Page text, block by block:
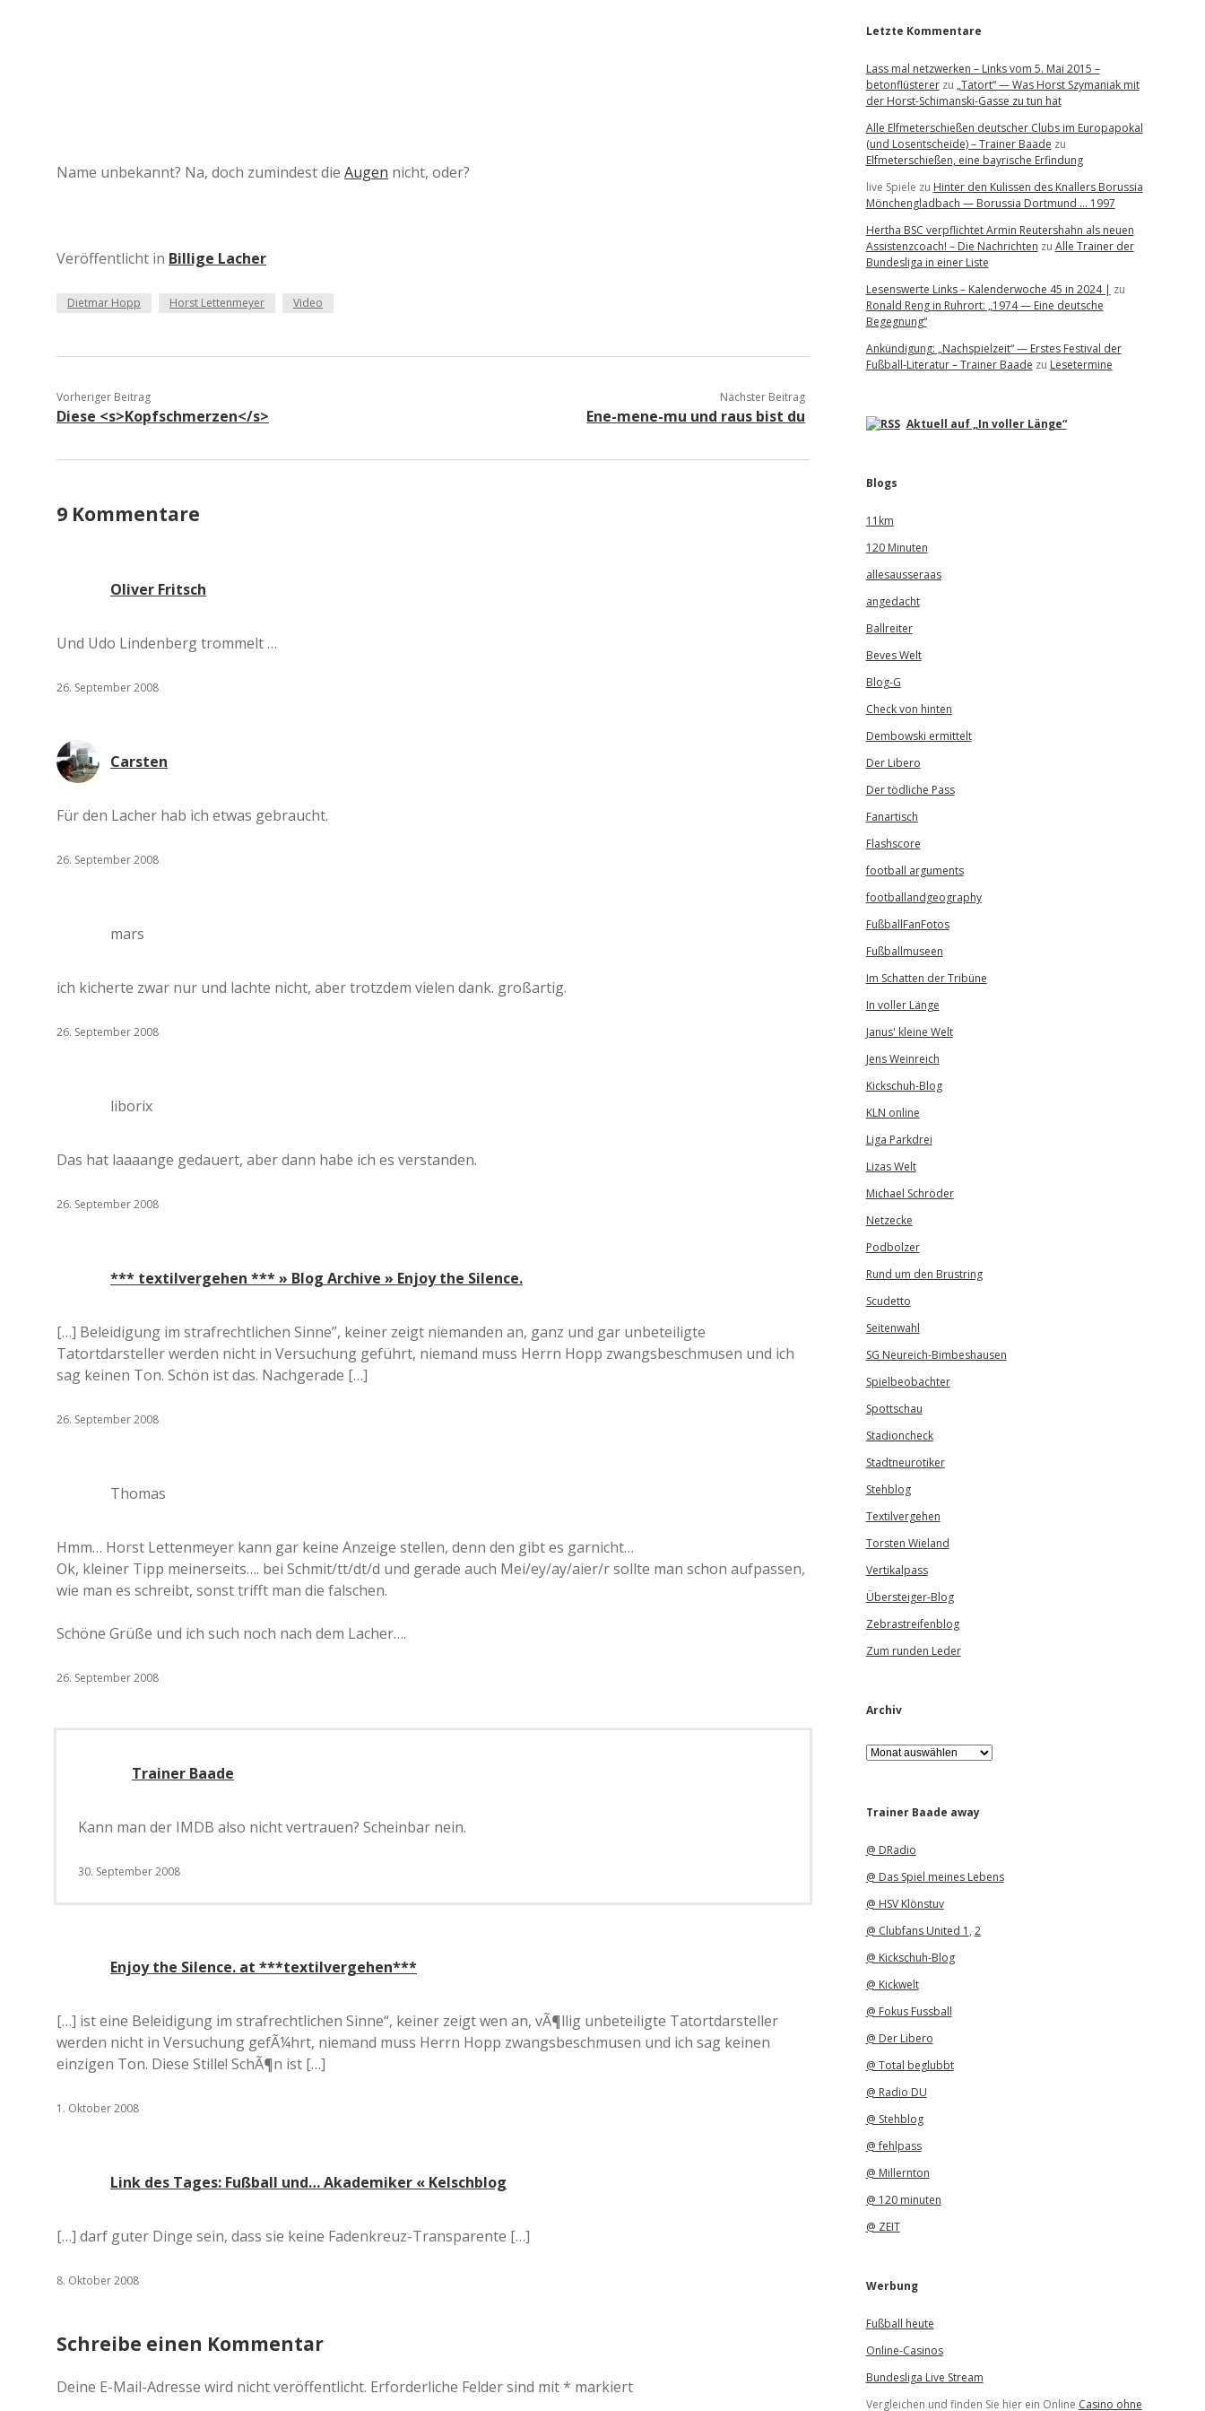
Name unbekannt? Na, doch zumindest die Augen nicht, oder?
Veröffentlicht in Billige Lacher
Dietmar Hopp Horst Lettenmeyer Video
Vorheriger Beitrag
Diese <s>Kopfschmerzen</s>
Nächster Beitrag
Ene-mene-mu und raus bist du
9 Kommentare
Oliver Fritsch
Und Udo Lindenberg trommelt …
26. September 2008
Carsten
Für den Lacher hab ich etwas gebraucht.
26. September 2008
mars
ich kicherte zwar nur und lachte nicht, aber trotzdem vielen dank. großartig.
26. September 2008
liborix
Das hat laaaange gedauert, aber dann habe ich es verstanden.
26. September 2008
*** textilvergehen *** » Blog Archive » Enjoy the Silence.
[…] Beleidigung im strafrechtlichen Sinne”, keiner zeigt niemanden an, ganz und gar unbeteiligte
Tatortdarsteller werden nicht in Versuchung geführt, niemand muss Herrn Hopp zwangsbeschmusen und ich
sag keinen Ton. Schön ist das. Nachgerade […]
26. September 2008
Thomas
Hmm… Horst Lettenmeyer kann gar keine Anzeige stellen, denn den gibt es garnicht…
Ok, kleiner Tipp meinerseits…. bei Schmit/tt/dt/d und gerade auch Mei/ey/ay/aier/r sollte man schon aufpassen,
wie man es schreibt, sonst trifft man die falschen.
Schöne Grüße und ich such noch nach dem Lacher….
26. September 2008
Trainer Baade
Kann man der IMDB also nicht vertrauen? Scheinbar nein.
30. September 2008
Enjoy the Silence. at ***textilvergehen***
[…] ist eine Beleidigung im strafrechtlichen Sinne“, keiner zeigt wen an, vÃ¶llig unbeteiligte Tatortdarsteller
werden nicht in Versuchung gefÃ¼hrt, niemand muss Herrn Hopp zwangsbeschmusen und ich sag keinen
einzigen Ton. Diese Stille! SchÃ¶n ist […]
1. Oktober 2008
Link des Tages: Fußball und… Akademiker « Kelschblog
[…] darf guter Dinge sein, dass sie keine Fadenkreuz-Transparente […]
8. Oktober 2008
Schreibe einen Kommentar
Deine E-Mail-Adresse wird nicht veröffentlicht. Erforderliche Felder sind mit* markiert
Letzte Kommentare
Lass mal netzwerken – Links vom 5. Mai 2015 –
betonflüstererzu „Tatort“ — Was Horst Szymaniak mit
der Horst-Schimanski-Gasse zu tun hat
Alle Elfmeterschießen deutscher Clubs im Europapokal
(und Losentscheide) – Trainer Baade zu
Elfmeterschießen, eine bayrische Erfindung
live Spiele zu Hinter den Kulissen des Knallers Borussia
Mönchengladbach — Borussia Dortmund … 1997
Hertha BSC verpflichtet Armin Reutershahn als neuen
Assistenzcoach! – Die Nachrichten zu Alle Trainer der
Bundesliga in einer Liste
Lesenswerte Links – Kalenderwoche 45 in 2024 | zu
Ronald Reng in Ruhrort: „1974 — Eine deutsche
Begegnung“
Ankündigung: „Nachspielzeit“ — Erstes Festival der
Fußball-Literatur – Trainer Baade zu Lesetermine
Aktuell auf „In voller Länge“
Blogs
11km
120 Minuten
allesausseraas
angedacht
Ballreiter
Beves Welt
Blog-G
Check von hinten
Dembowski ermittelt
Der Libero
Der tödliche Pass
Fanartisch
Flashscore
football arguments
footballandgeography
FußballFanFotos
Fußballmuseen
Im Schatten der Tribüne
In voller Länge
Janus' kleine Welt
Jens Weinreich
Kickschuh-Blog
KLN online
Liga Parkdrei
Lizas Welt
Michael Schröder
Netzecke
Podbolzer
Rund um den Brustring
Scudetto
Seitenwahl
SG Neureich-Bimbeshausen
Spielbeobachter
Spottschau
Stadioncheck
Stadtneurotiker
Stehblog
Textilvergehen
Torsten Wieland
Vertikalpass
Übersteiger-Blog
Zebrastreifenblog
Zum runden Leder
Archiv
A
r
iTrainer Baade away
@ DRadio
@ Das Spiel meines Lebens
@ HSV Klönstuv
@ Clubfans United 1 , 2
@ Kickschuh-Blog
@ Kickwelt
@ Fokus Fussball
@ Der Libero
@ Total beglubbt
@ Radio DU
@ Stehblog
@ fehlpass
@ Millernton
@ 120 minuten
@ ZEIT
Werbung
Fußball heute
Online-Casinos
Bundesliga Live Stream
Vergleichen und finden Sie hier ein Online Casino ohne